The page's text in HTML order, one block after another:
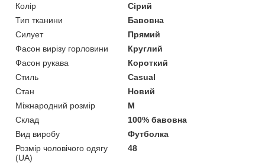
Колір
Сірий
Тип тканини
Бавовна
Силует
Прямий
Фасон вирізу горловини
Круглий
Фасон рукава
Короткий
Стиль
Casual
Стан
Новий
Міжнародний розмір
M
Склад
100% бавовна
Вид виробу
Футболка
Розмір чоловічого одягу
(UA)
48